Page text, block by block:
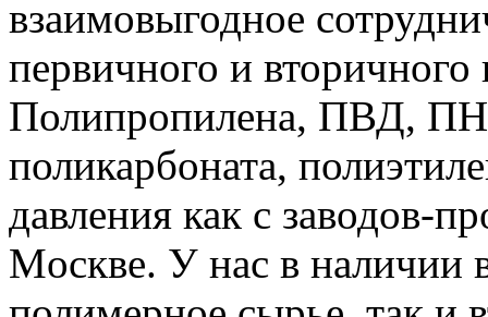
взаимовыгодное
первичного и
Полипропилена, ПВД,
поликарбоната,
давления как с заводов-
Мoскве. У нас в наличии